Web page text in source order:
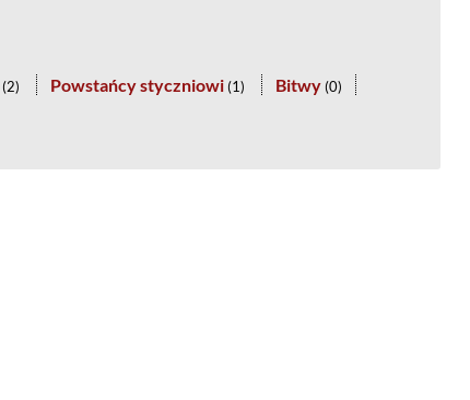
(2) Powstańcy styczniowi (1) Bitwy (0)